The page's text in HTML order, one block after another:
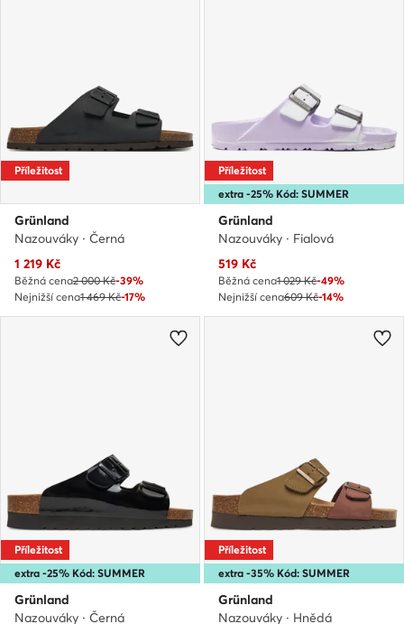
Příležitost
Grünland
Nazouváky · Černá
Aktuální cena
1 219 Kč
Běžná cena2 000 Kč-39%
Nejnižší cena1 469 Kč-17%
extra -25% Kód: SUMMER
Příležitost
Grünland
Nazouváky · Fialová
Aktuální cena
519 Kč
Běžná cena1 029 Kč-49%
Nejnižší cena609 Kč-14%
extra -25% Kód: SUMMER
Příležitost
Grünland
Nazouváky · Černá
extra -35% Kód: SUMMER
Příležitost
Grünland
Nazouváky · Hnědá